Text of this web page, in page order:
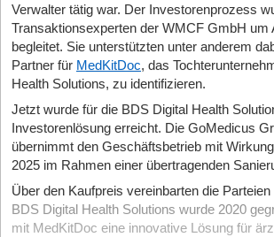
Verwalter tätig war. Der Investorenprozess
Transaktionsexperten der WMCF GmbH um
begleitet. Sie unterstützten unter anderem
Partner für MedKitDoc, das
Health Solutions, zu identifizieren.
Jetzt wurde für die BDS Digital Health
Investorenlösung erreicht. Die GoMedicus
übernimmt den Geschäftsbetrieb mit
2025 im Rahmen einer übertragenden
Über den Kaufpreis vereinbarten die
BDS Digital Health Solutions wurde 2020
mit MedKitDoc eine innovative Lösung für